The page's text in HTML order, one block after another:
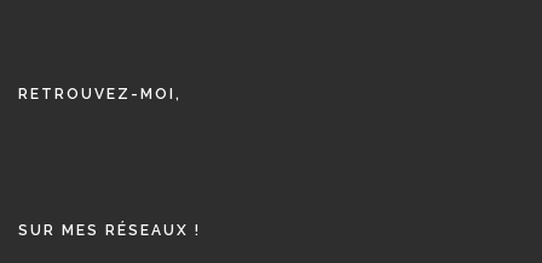
RETROUVEZ-MOI,
SUR MES RÉSEAUX !